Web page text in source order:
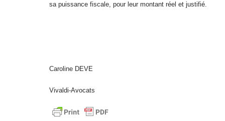
sa puissance fiscale, pour leur montant réel et justifié.
Caroline DEVE
Vivaldi-Avocats